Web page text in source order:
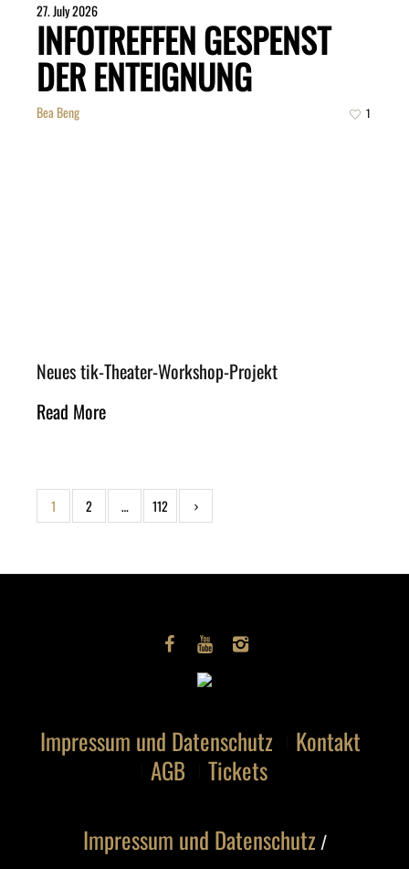
27. July 2026
INFOTREFFEN GESPENST
DER ENTEIGNUNG
Bea Beng 1
Neues tik-Theater-Workshop-Projekt
Read More
1 2 … 112
Impressum und Datenschutz
Kontakt
AGB
Tickets
Impressum und Datenschutz /